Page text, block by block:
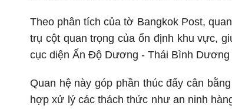
Theo phân tích của tờ Bangkok Post,
trụ cột quan trọng của ổn định khu vực,
cục diện Ấn Độ Dương - Thái Bình Dương
Quan hệ này góp phần thúc đẩy cân
hợp xử lý các thách thức như an ninh